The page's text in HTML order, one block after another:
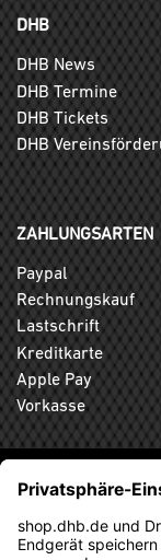
DHB
DHB News
DHB Termine
DHB Tickets
DHB
ZAHLUNGSARTEN
Paypal
Rechnungskauf
Lastschrift
Kreditkarte
Apple Pay
Vorkasse
ABONNIEREN SIE
NEWSLETTER
AKTION MEHR.